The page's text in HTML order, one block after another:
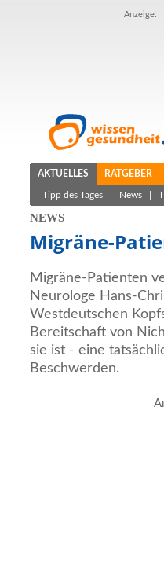
Anzeige:
AKTUELLES RATGEBER
Tipp des Tages News
NEWS
Migräne-
Migräne-Patienten
Neurologe Hans-
Westdeutschen
Bereitschaft von
sie ist - eine
Beschwerden.